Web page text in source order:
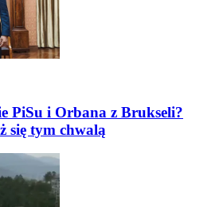
PiSu i Orbana z Brukseli?
się tym chwalą